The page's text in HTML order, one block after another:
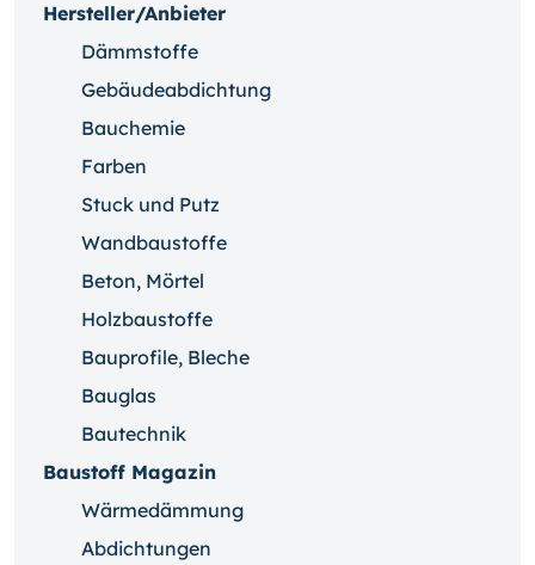
Hersteller/Anbieter
Dämmstoffe
Gebäudeabdichtung
Bauchemie
Farben
Stuck und Putz
Wandbaustoffe
Beton, Mörtel
Holzbaustoffe
Bauprofile, Bleche
Bauglas
Bautechnik
Baustoff Magazin
Wärmedämmung
Abdichtungen